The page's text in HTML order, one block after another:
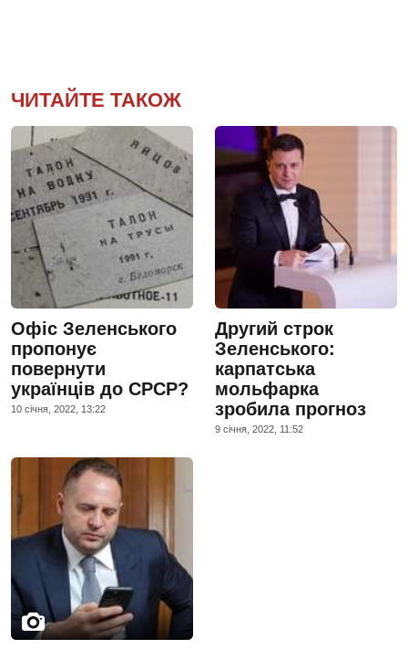
ЧИТАЙТЕ ТАКОЖ
Офіс Зеленського
пропонує
повернути
українців до СРСР?
10 сiчня, 2022, 13:22
Другий строк
Зеленського:
карпатська
мольфарка
зробила прогноз
9 сiчня, 2022, 11:52